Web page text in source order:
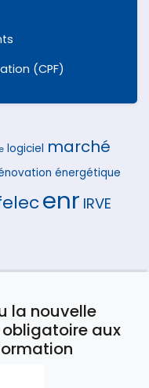
(CPF)
logiciel marché
énergétique
enr IRVE
la nouvelle
obligatoire aux